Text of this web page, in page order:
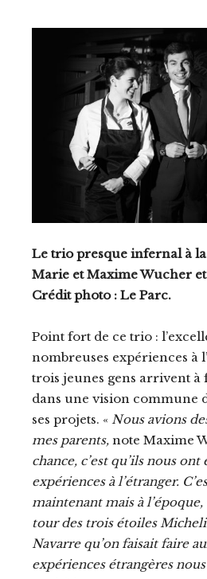
Le trio presque infernal à la
Marie et Maxime Wucher
Crédit photo : Le Parc.
Point fort de ce trio :
nombreuses expériences à
trois jeunes gens arrivent
dans une vision commune
ses projets. « Nous avions
mes parents, note Maxime
chance, c’est qu’ils nous
expériences à l’étranger.
maintenant mais à
tour des trois étoiles
Navarre qu’on faisait faire
expériences étrangères